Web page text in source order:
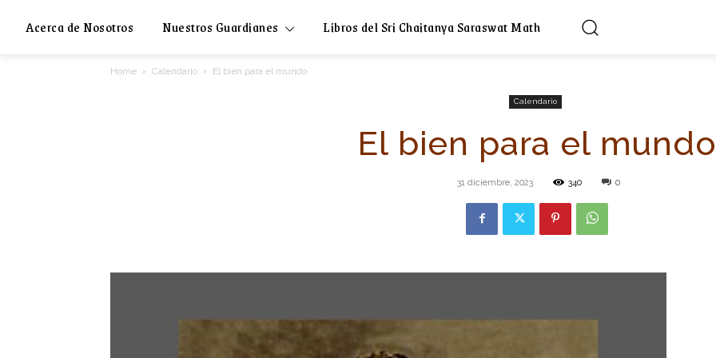
Acerca de Nosotros Nuestros Guardianes Libros del Sri Chaitanya Saraswat Math
Home Calendario El bien para el mundo
Calendario
El bien para el mundo
31 diciembre, 2023 340 0